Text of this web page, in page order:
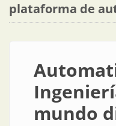
plataforma de
mundo